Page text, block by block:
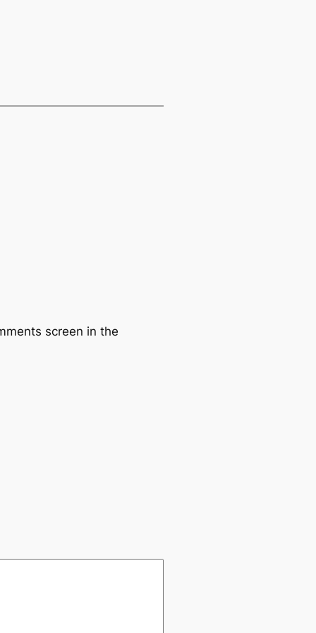
screen in the